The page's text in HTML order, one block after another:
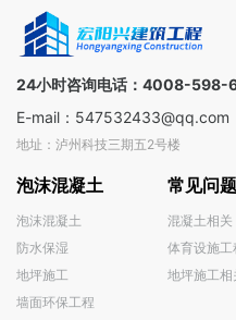
三线支持
24小时咨询电话：4008-598-
E-mail：547532433@qq.com
地址：泸州科技三期五2号楼
泡沫混凝土
泡沫混凝土
防水保湿
地坪施工
墙面环保工程
常见问题
混凝土相关
体育设施工
地坪施工相